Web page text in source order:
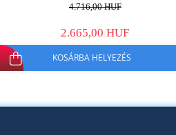
4.716,00 HUF
2.665,00 HUF
KOSÁRBA HELYEZÉS